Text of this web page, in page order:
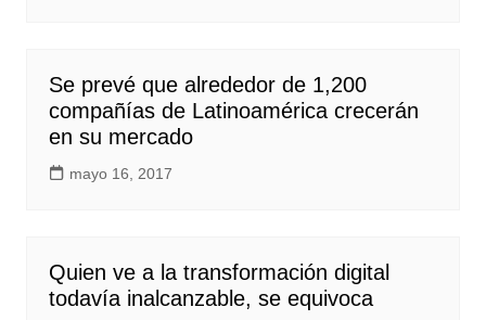
Se prevé que alrededor de 1,200
compañías de Latinoamérica crecerán
en su mercado
mayo 16, 2017
Quien ve a la transformación digital
todavía inalcanzable, se equivoca